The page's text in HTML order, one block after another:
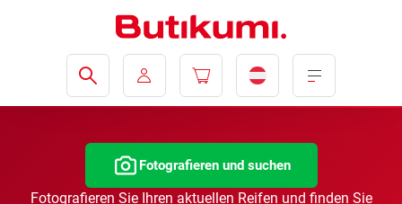
Fotografieren und suchen
Fotografieren Sie Ihren aktuellen Reifen und finden Sie